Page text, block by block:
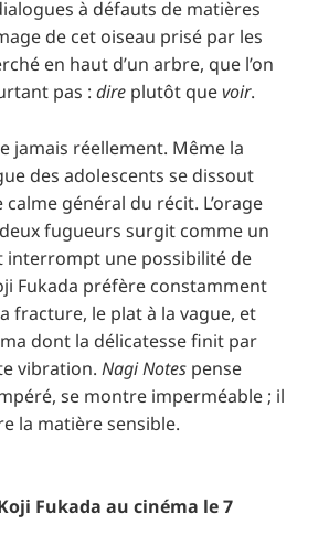
à défauts de matières
de cet oiseau prisé par les
en haut d’un arbre, que l’on
pas :dire plutôt quevoir.
jamais réellement. Même la
des adolescents se dissout
général du récit. L’orage
fugueurs surgit comme un
interrompt une possibilité de
Fukada préfère constamment
fracture, le plat à la vague, et
dont la délicatesse finit par
vibration.Nagi Notes pense
se montre imperméable ; il
la matière sensible.
Fukada au cinéma le 7